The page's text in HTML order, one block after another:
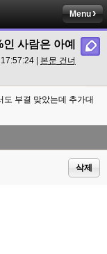
Menu
인 사람은 아예
| 본문 건너
부결 맞았는데 추가대
삭제